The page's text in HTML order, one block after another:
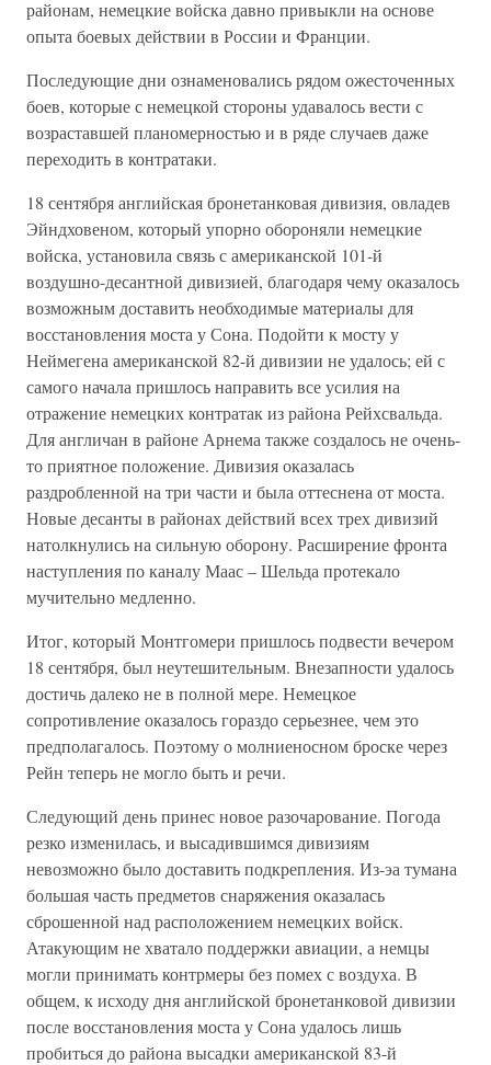
районам, немецкие войска давно привыкли на основе
опыта боевых действии в России и Франции.
Последующие дни ознаменовались рядом ожесточенных
боев, которые с немецкой стороны удавалось вести с
возраставшей планомерностью и в ряде случаев даже
переходить в контратаки.
18 сентября английская бронетанковая дивизия, овладев
Эйндховеном, который упорно обороняли немецкие
войска, установила связь с американской 101-й
воздушно-десантной дивизией, благодаря чему оказалось
возможным доставить необходимые материалы для
восстановления моста у Сона. Подойти к мосту у
Неймегена американской 82-й дивизии не удалось; ей с
самого начала пришлось направить все усилия на
отражение немецких контратак из района Рейхсвальда.
Для англичан в районе Арнема также создалось не очень-
то приятное положение. Дивизия оказалась
раздробленной на три части и была оттеснена от моста.
Новые десанты в районах действий всех трех дивизий
натолкнулись на сильную оборону. Расширение фронта
наступления по каналу Маас – Шельда протекало
мучительно медленно.
Итог, который Монтгомери пришлось подвести вечером
18 сентября, был неутешительным. Внезапности удалось
достичь далеко не в полной мере. Немецкое
сопротивление оказалось гораздо серьезнее, чем это
предполагалось. Поэтому о молниеносном броске через
Рейн теперь не могло быть и речи.
Следующий день принес новое разочарование. Погода
резко изменилась, и высадившимся дивизиям
невозможно было доставить подкрепления. Из-эа тумана
большая часть предметов снаряжения оказалась
сброшенной над расположением немецких войск.
Атакующим не хватало поддержки авиации, а немцы
могли принимать контрмеры без помех с воздуха. В
общем, к исходу дня английской бронетанковой дивизии
после восстановления моста у Сона удалось лишь
пробиться до района высадки американской 83-й